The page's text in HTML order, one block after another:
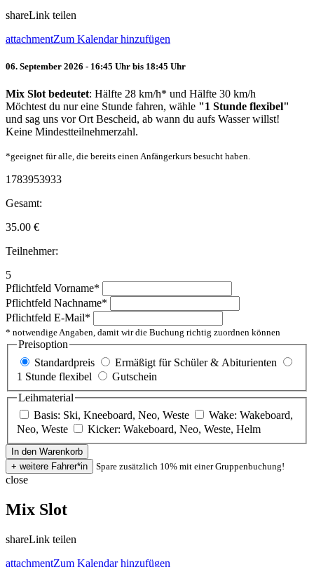
shareLink teilen
attachmentZum Kalendar hinzufügen
06. September 2026 - 16:45 Uhr bis 18:45 Uhr
Mix Slot bedeutet: Hälfte 28 km/h* und Hälfte 30 km/h
Möchtest du nur eine Stunde fahren, wähle "1 Stunde flexibel"
und sag uns vor Ort Bescheid, ab wann du aufs Wasser willst!
Keine Mindestteilnehmerzahl.
*geeignet für alle, die bereits einen Anfängerkurs besucht haben.
1783953933
Gesamt:
35.00 €
Teilnehmer:
5
Pflichtfeld Vorname*
Pflichtfeld Nachname*
Pflichtfeld E-Mail*
* notwendige Angaben, damit wir die Buchung richtig zuordnen können
Preisoption
Standardpreis
Ermäßigt für Schüler & Abiturienten
1 Stunde flexibel
Gutschein
Leihmaterial
Basis: Ski, Kneeboard, Neo, Weste
Wake: Wakeboard,
Neo, Weste
Kicker: Wakeboard, Neo, Weste, Helm
Spare zusätzlich 10% mit einer Gruppenbuchung!
close
Mix Slot
shareLink teilen
attachmentZum Kalendar hinzufügen